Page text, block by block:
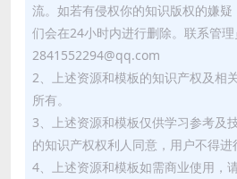
流。如若有侵权你的知识版权的嫌
们会在24小时内进行删除。联系管理
2841552294@qq.com
2、上述资源和模板的知识产权及相
所有。
3、上述资源和模板仅供学习参考及
的知识产权权利人同意，用户不得进
4、上述资源和模板如需商业使用，